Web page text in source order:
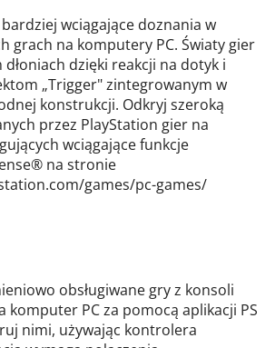
wciągające doznania w
grach na komputery PC. Światy gier
dłoniach dzięki reakcji na dotyk i
„Trigger" zintegrowanym w
konstrukcji. Odkryj szeroką
przez PlayStation gier na
wciągające funkcje
na stronie
games/pc-games/
obsługiwane gry z konsoli
komputer PC za pomocą aplikacji PS
nimi, używając kontrolera